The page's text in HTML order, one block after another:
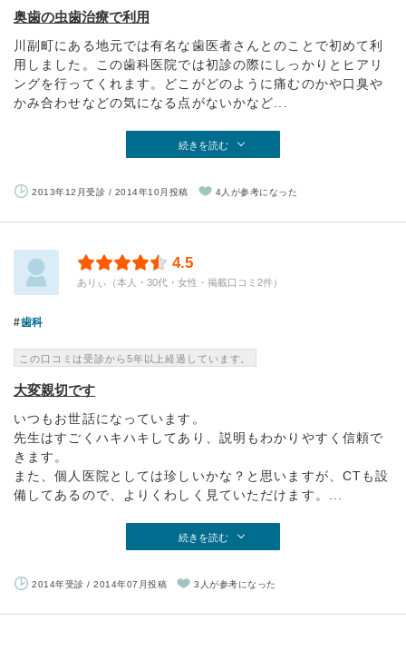
奥歯の虫歯治療で利用
川副町にある地元では有名な歯医者さんとのことで初めて利
用しました。この歯科医院では初診の際にしっかりとヒアリ
ングを行ってくれます。どこがどのように痛むのかや口臭や
かみ合わせなどの気になる点がないかなど...
続きを読む
2013年12月受診 / 2014年10月投稿 4人が参考になった
4.5
ありぃ（本人・30代・女性・掲載口コミ2件）
歯科
この口コミは受診から5年以上経過しています。
大変親切です
いつもお世話になっています。
先生はすごくハキハキしてあり、説明もわかりやすく信頼で
きます。
また、個人医院としては珍しいかな？と思いますが、CTも設
備してあるので、よりくわしく見ていただけます。...
続きを読む
2014年受診 / 2014年07月投稿 3人が参考になった